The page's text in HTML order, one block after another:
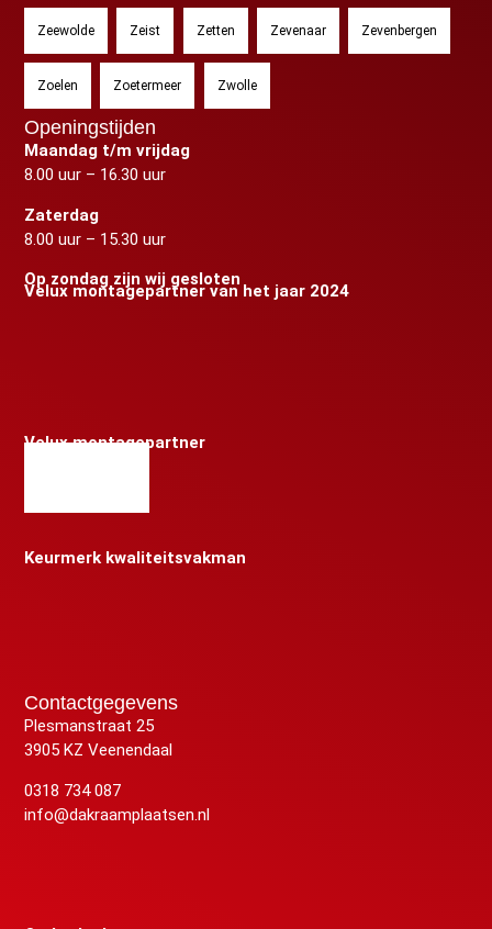
Zeewolde Zeist Zetten Zevenaar Zevenbergen
Zoelen Zoetermeer Zwolle
Openingstijden
Maandag t/m vrijdag
8.00 uur – 16.30 uur
Zaterdag
8.00 uur – 15.30 uur
Op zondag zijn wij gesloten
Velux montagepartner van het jaar 2024
Velux montagepartner
Keurmerk kwaliteitsvakman
Contactgegevens
Plesmanstraat 25
3905 KZ Veenendaal
0318 734 087
info@dakraamplaatsen.nl